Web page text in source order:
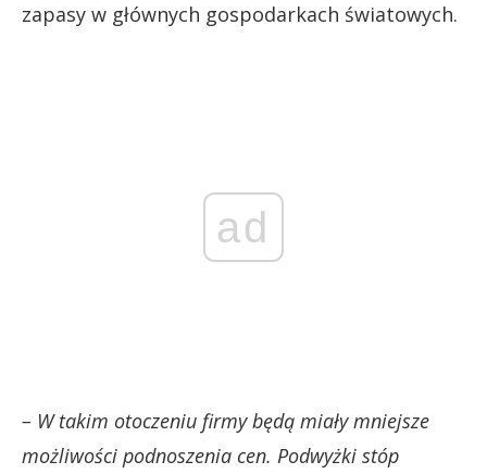
zapasy w głównych gospodarkach światowych.
ad
– W takim otoczeniu firmy będą miały mniejsze
możliwości podnoszenia cen. Podwyżki stóp